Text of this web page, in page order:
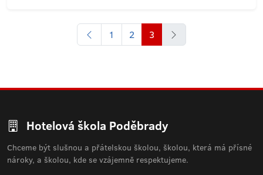
1 2 3
Hotelová škola Poděbrady
Chceme být slušnou a přátelskou školou, školou, která má přísné
nároky, a školou, kde se vzájemně respektujeme.